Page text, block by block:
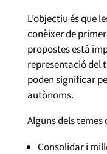
L’objectiu és que
conèixer de
propostes està
representació del
poden significar
autònoms.
Alguns dels
Consolidar i